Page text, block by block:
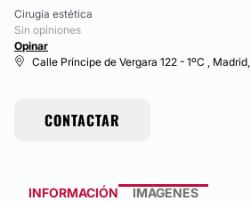
Cirugía estética
Sin opiniones
Opinar
Calle Príncipe de Vergara 122 - 1ºC ,
CONTACTAR
INFORMACIÓN IMÁGENES